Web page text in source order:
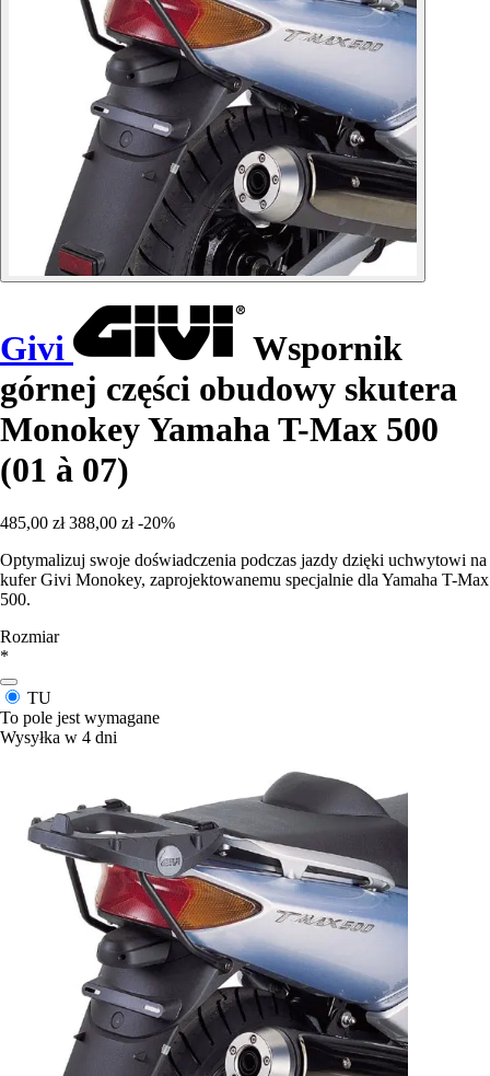
Givi
Wspornik
górnej części obudowy skutera
Monokey Yamaha T-Max 500
(01 à 07)
485,00 zł 388,00 zł -20%
Optymalizuj swoje doświadczenia podczas jazdy dzięki uchwytowi na
kufer Givi Monokey, zaprojektowanemu specjalnie dla Yamaha T-Max
500.
Rozmiar
*
TU
To pole jest wymagane
Wysyłka w 4 dni